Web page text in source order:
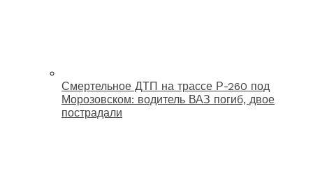
Смертельное ДТП на трассе Р-260 под
Морозовском: водитель ВАЗ погиб, двое
пострадали